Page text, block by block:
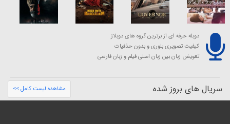
دوبله حرفه ای از برترین گروه های دوبلاژ
کیفیت تصویری بلوری و بدون حذفیات
تعویض زبان بین زبان اصلی فیلم و زبان فارسی
سریال های بروز شده مشاهده لیست کامل >>